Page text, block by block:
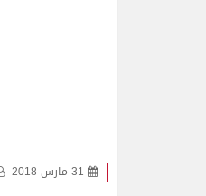
31 مارس 2018